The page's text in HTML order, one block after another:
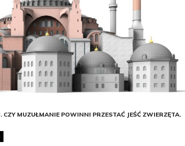
MUZUŁMANIE POWINNI PRZESTAĆ JEŚĆ ZWIERZĘTA.